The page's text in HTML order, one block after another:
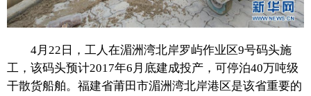
金融 公益 军事 无人机
富媒体 摄影 新华广播
新华电视中文 新华电视英文 返回PC
4月22日，工人在湄洲湾北岸罗屿作业区9号码头施
工，该码头预计2017年6月底建成投产，可停泊40万吨级
干散货船舶。福建省莆田市湄洲湾北岸港区是该省重要的